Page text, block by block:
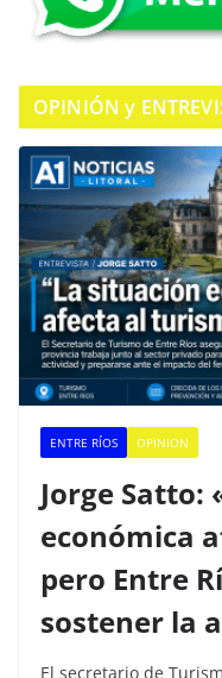
OPINIÓN y
ENTRE RÍOS OPINION
Jorge Satto:
económica
pero Entre
sostener la
El secretario de